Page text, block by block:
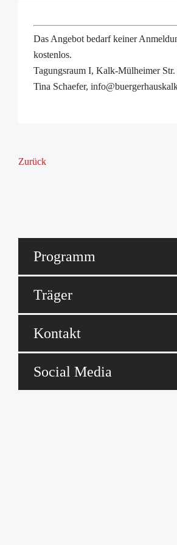
Das Angebot bedarf keiner
kostenlos.
Tagungsraum I, Kalk-Mülheimer
Tina Schaefer,
Zurück
Programm
Träger
Kontakt
Social Media